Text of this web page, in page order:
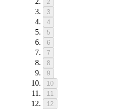
2
3
4
5
6
7
8
9
10
11
12